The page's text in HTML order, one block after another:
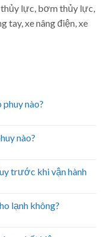
lực, bơm thủy lực,
tay, xe nâng điện, xe
phuy nào?
nào?
trước khi vận hành
lạnh không?